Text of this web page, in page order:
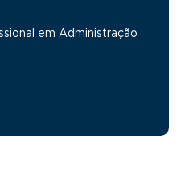
em Administração